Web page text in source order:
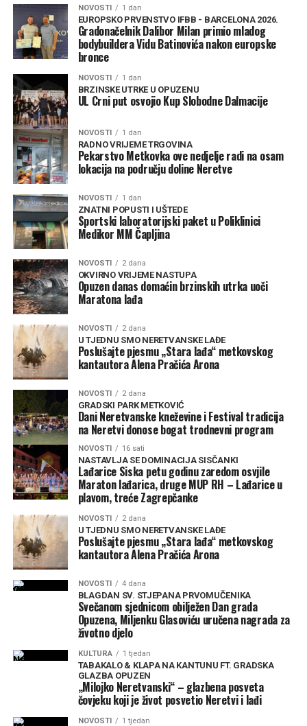
NOVOSTI 1 dan
EUROPSKO PRVENSTVO IFBB - BARCELONA 2026.
Gradonačelnik Dalibor Milan primio mladog
bodybuildera Vidu Batinovića nakon europske
bronce
NOVOSTI 1 dan
BRZINSKE UTRKE U OPUZENU
UL Crni put osvojio Kup Slobodne Dalmacije
NOVOSTI 1 dan
RADNO VRIJEME TRGOVINA
Pekarstvo Metkovka ove nedjelje radi na osam
lokacija na području doline Neretve
NOVOSTI 1 dan
ZNATNI POPUSTI I UŠTEDE
Sportski laboratorijski paket u Poliklinici
Medikor MM Čapljina
NOVOSTI 2 dana
OKVIRNO VRIJEME NASTUPA
Opuzen danas domaćin brzinskih utrka uoči
Maratona lađa
NOVOSTI 2 dana
U TJEDNU SMO NERETVANSKE LAĐE
Poslušajte pjesmu „Stara lađa“ metkovskog
kantautora Alena Pračića Arona
NOVOSTI 2 dana
GRADSKI PARK METKOVIĆ
Dani Neretvanske kneževine i Festival tradicija
na Neretvi donose bogat trodnevni program
NOVOSTI 16 sati
NASTAVLJA SE DOMINACIJA SISČANKI
Lađarice Siska petu godinu zaredom osvjile
Maraton lađarica, druge MUP RH – Lađarice u
plavom, treće Zagrepčanke
NOVOSTI 2 dana
U TJEDNU SMO NERETVANSKE LAĐE
Poslušajte pjesmu „Stara lađa“ metkovskog
kantautora Alena Pračića Arona
NOVOSTI 4 dana
BLAGDAN SV. STJEPANA PRVOMUČENIKA
Svečanom sjednicom obilježen Dan grada
Opuzena, Miljenku Glasoviću uručena nagrada za
životno djelo
KULTURA 1 tjedan
TABAKALO & KLAPA NA KANTUNU FT. GRADSKA
GLAZBA OPUZEN
„Milojko Neretvanski“ – glazbena posveta
čovjeku koji je život posvetio Neretvi i lađi
NOVOSTI 1 tjedan